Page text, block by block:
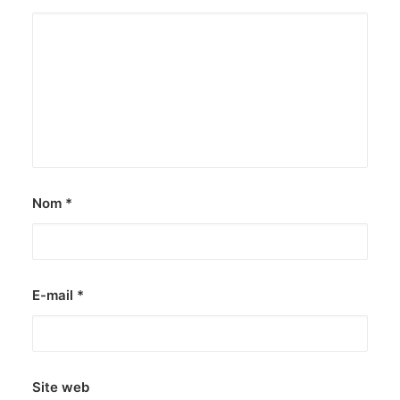
Nom *
E-mail *
Site web